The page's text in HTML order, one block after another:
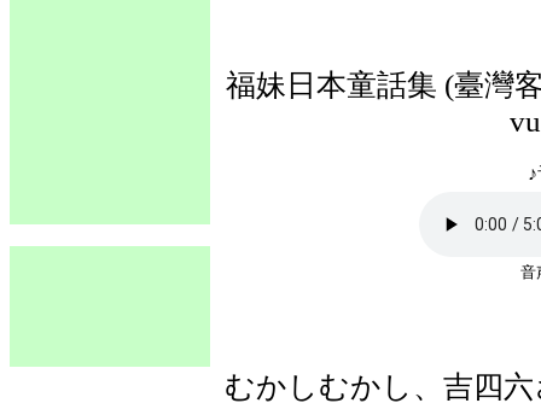
福妹日本童話集 (臺灣
むかしむかし、吉四